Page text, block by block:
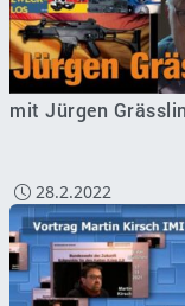
mit Jürgen Grässlin
28.2.2022